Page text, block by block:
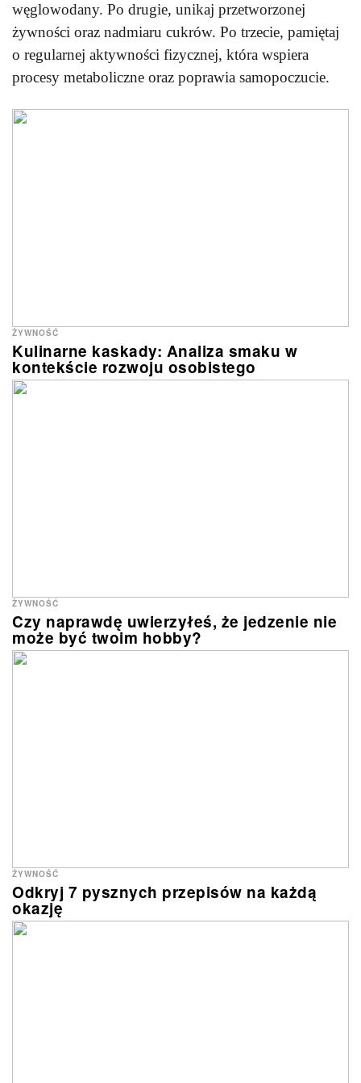
węglowodany. Po drugie, unikaj przetworzonej
żywności oraz nadmiaru cukrów. Po trzecie, pamiętaj
o regularnej aktywności fizycznej, która wspiera
procesy metaboliczne oraz poprawia samopoczucie.
Kulinarne kaskady: Analiza smaku w
kontekście rozwoju osobistego
ŻYWNOŚĆ
Czy naprawdę uwierzyłeś, że jedzenie nie
może być twoim hobby?
ŻYWNOŚĆ
Odkryj 7 pysznych przepisów na każdą
okazję
ŻYWNOŚĆ